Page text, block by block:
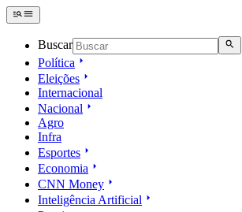
Buscar
Política
Eleições
Internacional
Nacional
Agro
Infra
Esportes
Economia
CNN Money
Inteligência Artificial